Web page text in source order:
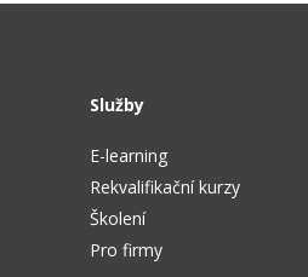
Služby
E-learning
Rekvalifikační kurzy
Školení
Pro firmy